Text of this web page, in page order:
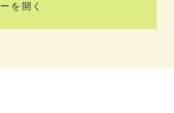
を開く